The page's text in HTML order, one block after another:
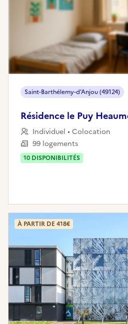
Résidence le Puy
Individuel • Colocation
99 logements
10 DISPONIBILITÉS
Saint-Barthélemy-d'Anjou (49124)
À PARTIR DE 418€